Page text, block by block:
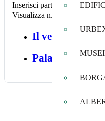
Inserisci parte del titolo
Visualizza n.
Il vecchio
Palazzo